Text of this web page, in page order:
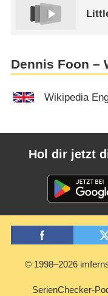
Dennis Foon –
Wikipedia
Hol dir jetzt
© 1998–2026
SerienChecker-